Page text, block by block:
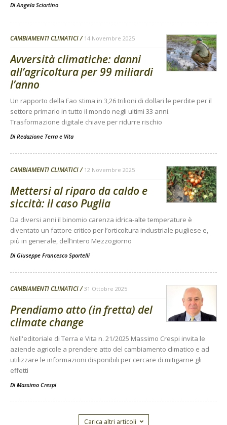
Di Angela Sciortino
CAMBIAMENTI CLIMATICI 14 Novembre 2025
Avversità climatiche: danni
all’agricoltura per 99 miliardi
l’anno
Un rapporto della Fao stima in 3,26 trilioni di dollari le perdite per il
settore primario in tutto il mondo negli ultimi 33 anni.
Trasformazione digitale chiave per ridurre rischio
Di Redazione Terra e Vita
CAMBIAMENTI CLIMATICI 12 Novembre 2025
Mettersi al riparo da caldo e
siccità: il caso Puglia
Da diversi anni il binomio carenza idrica-alte temperature è
diventato un fattore critico per l’orticoltura industriale pugliese e,
più in generale, dell’intero Mezzogiorno
Di Giuseppe Francesco Sportelli
CAMBIAMENTI CLIMATICI 31 Ottobre 2025
Prendiamo atto (in fretta) del
climate change
Nell'editoriale di Terra e Vita n. 21/2025 Massimo Crespi invita le
aziende agricole a prendere atto del cambiamento climatico e ad
utilizzare le informazioni disponibili per cercare di mitigarne gli
effetti
Di Massimo Crespi
Carica altri articoli